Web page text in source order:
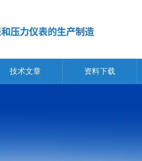
技术文章 资料下载